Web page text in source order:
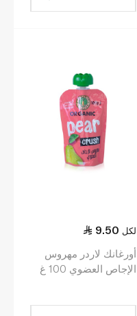
9.50 لكل
أورغانك لاردر مهروس
الإجاص العضوي 100 غ